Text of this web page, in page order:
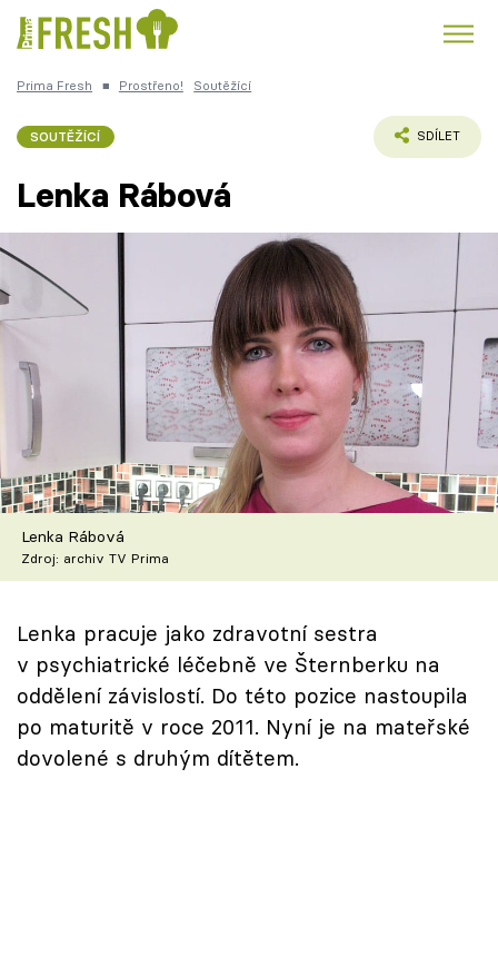
Česká kuchyně
Témata
Recepty
Články
TV Program
Škola vaření
Recepty z TV
Speciál: Cuketa
Těhotnej kuchař
Sledujte prima+
Prima Fresh ■ Prostřeno! Soutěžící
SOUTĚŽÍCÍ SDÍLET
Lenka Rábová
Lenka Rábová
Zdroj: archiv TV Prima
Lenka pracuje jako zdravotní sestra
v psychiatrické léčebně ve Šternberku na
oddělení závislostí. Do této pozice nastoupila
po maturitě v roce 2011. Nyní je na mateřské
dovolené s druhým dítětem.